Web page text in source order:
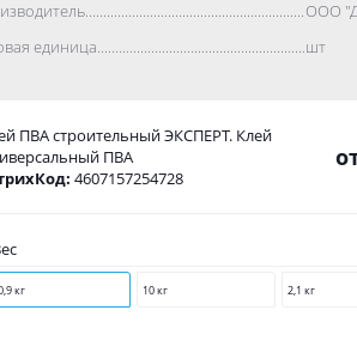
ООО
шт
ПВА строительный ЭКСПЕРТ. Клей
ПВА
4607157254728
кг 10 кг 2,1 кг